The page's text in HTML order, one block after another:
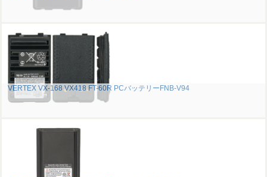
VERTEX VX-168 VX418 FT-60R PCバッテリーFNB-V94